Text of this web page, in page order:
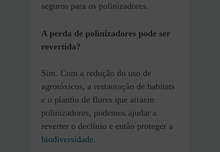
seguros para os polinizadores.
A perda de polinizadores pode ser
revertida?
Sim. Com a redução do uso de
agrotóxicos, a restauração de habitats
e o plantio de flores que atraem
polinizadores, podemos ajudar a
reverter o declínio e então proteger a
biodiversidade.